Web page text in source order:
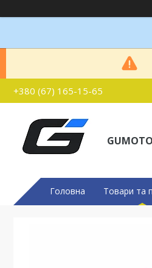
+380 (67) 165-15-65
GUMOTO
Головна Товари та